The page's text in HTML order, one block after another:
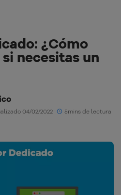
¿Cómo
necesitas un
04/02/2022 5mins de lectura